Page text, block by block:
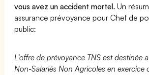
vous avez un accident mortel. Un
assurance prévoyance pour Chef de
public:
L’offre de prévoyance TNS est destinée
Non-Salariés Non Agricoles en exercice